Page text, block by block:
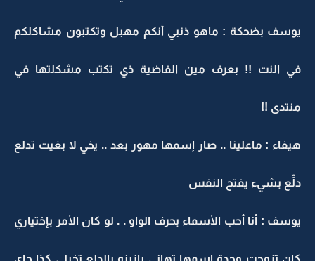
يوسف بضحكة : ماهو ذنبي أنكم مهبل وتكتبون مشاكلكم
في النت !! بعرف مين الفاضية ذي تكتب مشكلتها في
منتدى !!
هيفاء : ماعلينا .. صار إسمها مهور بعد .. يخي لا بغيت تدلع
دلِّع بشيء يفتح النفس
يوسف : أنا أحب الأسماء بحرف الواو . . لو كان الأمر بإختياري
كان تزوجت وحدة إسمها تهاني يازينه بالدلع تخيلي كذا جاي